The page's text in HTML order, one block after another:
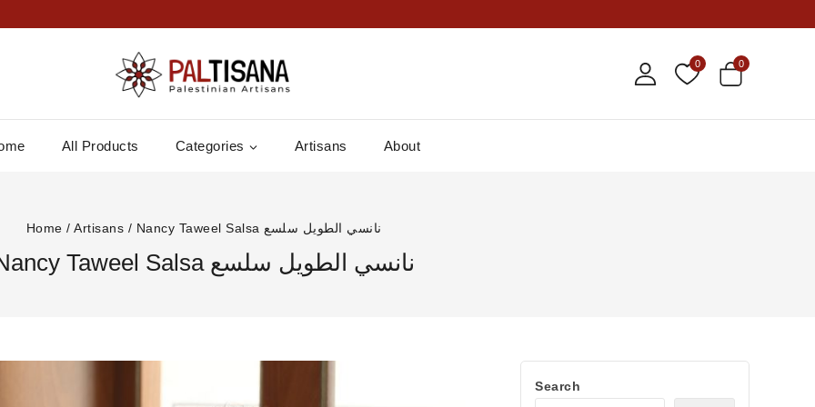
0 0
All Products Categories Artisans About
Home / Artisans / Nancy Taweel Salsa نانسي الطويل سلسع
Nancy Taweel Salsa نانسي الطويل سلسع
Search